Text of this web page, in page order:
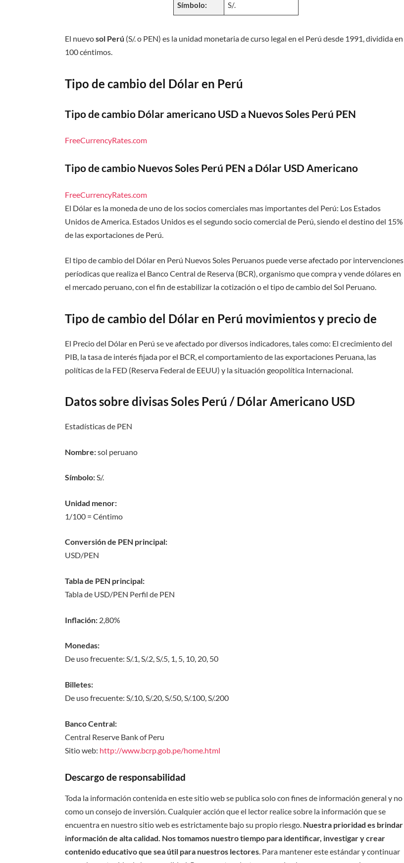
Símbolo: S/.
El nuevosol Perú (S/. o PEN) es la unidad monetaria de curso legal en el Perú desde 1991, dividida en
100 céntimos.
Tipo de cambio del Dólar en Perú
Tipo de cambio Dólar americano USD a Nuevos Soles Perú PEN
FreeCurrencyRates.com
Tipo de cambio Nuevos Soles Perú PEN a Dólar USD Americano
FreeCurrencyRates.com
El Dólar es la moneda de uno de los socios comerciales mas importantes del Perú: Los Estados
Unidos de America. Estados Unidos es el segundo socio comercial de Perú, siendo el destino del 15%
de las exportaciones de Perú.
El tipo de cambio del Dólar en Perú Nuevos Soles Peruanos puede verse afectado por intervenciones
períodicas que realiza el Banco Central de Reserva (BCR), organismo que compra y vende dólares en
el mercado peruano, con el fin de estabilizar la cotización o el tipo de cambio del Sol Peruano.
Tipo de cambio del Dólar en Perú movimientos y precio de
El Precio del Dólar en Perú se ve afectado por diversos indicadores, tales como: El crecimiento del
PIB, la tasa de interés fijada por el BCR, el comportamiento de las exportaciones Peruana, las
políticas de la FED (Reserva Federal de EEUU) y la situación geopolítica Internacional.
Datos sobre divisas Soles Perú / Dólar Americano USD
Estadísticas de PEN
Nombre:sol peruano
Símbolo:S/.
Unidad menor:
1/100 = Céntimo
Conversión de PEN principal:
USD/PEN
Tabla de PEN principal:
Tabla de USD/PEN Perfil de PEN
Inflación: 2,80%
Monedas:
De uso frecuente: S/.1, S/.2, S/.5, 1, 5, 10, 20, 50
Billetes:
De uso frecuente: S/.10, S/.20, S/.50, S/.100, S/.200
Banco Central:
Central Reserve Bank of Peru
Sitio web: http://www.bcrp.gob.pe/home.html
Descargo de responsabilidad
Toda la información contenida en este sitio web se publica solo con fines de información general y no
como un consejo de inversión. Cualquier acción que el lector realice sobre la información que se
encuentra en nuestro sitio web es estrictamente bajo su propio riesgo. Nuestra prioridad es brindar
información de alta calidad. Nos tomamos nuestro tiempo para identificar, investigar y crear
contenido educativo que sea útil para nuestros lectores. Para mantener este estándar y continuar